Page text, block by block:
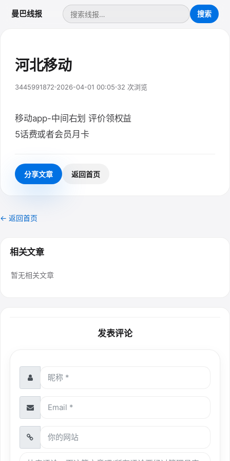
曼巴线报
河北移动
3445991872 2026-04-01 00:05 32 次浏览
移动app-中间右划 评价领权益
5话费或者会员月卡
分享文章 返回首页
← 返回首页
相关文章
暂无相关文章
发表评论